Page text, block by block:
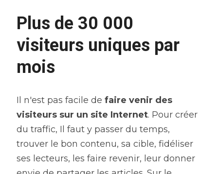
Plus de 30 000
visiteurs uniques par
mois
Il n'est pas facile de faire venir des
visiteurs sur un site Internet. Pour créer
du traffic, Il faut y passer du temps,
trouver le bon contenu, sa cible, fidéliser
ses lecteurs, les faire revenir, leur donner